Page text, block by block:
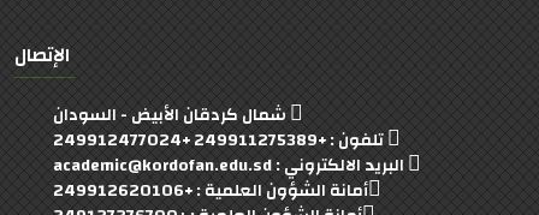
الإتصال
شمال كردقان الأبيض - السودان
تلفون : +249911275389 +249912477024
البريد الالكتروني : academic@kordofan.edu.sd
أمانة الشؤون العلمية : +249912620106